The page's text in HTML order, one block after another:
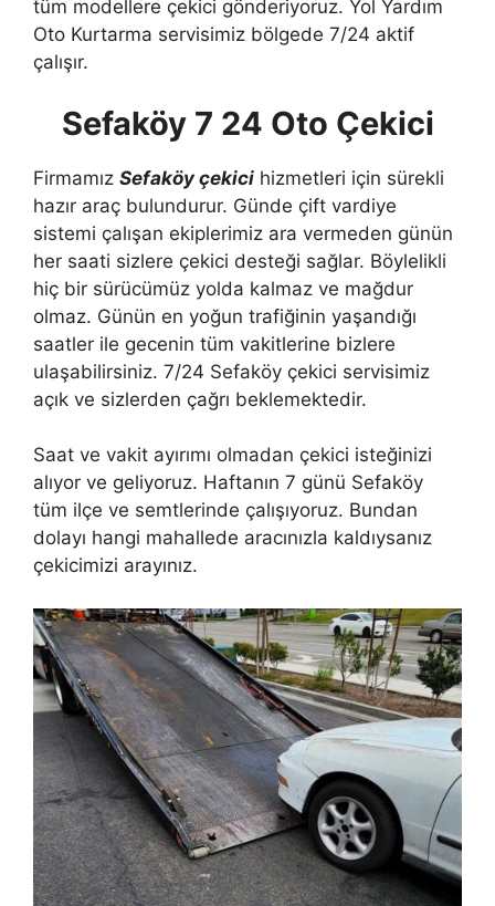
tüm modellere çekici gönderiyoruz. Yol Yardım
Oto Kurtarma servisimiz bölgede 7/24 aktif
çalışır.
Sefaköy 7 24 Oto Çekici
Firmamız Sefaköy çekici hizmetleri için sürekli
hazır araç bulundurur. Günde çift vardiye
sistemi çalışan ekiplerimiz ara vermeden günün
her saati sizlere çekici desteği sağlar. Böylelikli
hiç bir sürücümüz yolda kalmaz ve mağdur
olmaz. Günün en yoğun trafiğinin yaşandığı
saatler ile gecenin tüm vakitlerine bizlere
ulaşabilirsiniz. 7/24 Sefaköy çekici servisimiz
açık ve sizlerden çağrı beklemektedir.
Saat ve vakit ayırımı olmadan çekici isteğinizi
alıyor ve geliyoruz. Haftanın 7 günü Sefaköy
tüm ilçe ve semtlerinde çalışıyoruz. Bundan
dolayı hangi mahallede aracınızla kaldıysanız
çekicimizi arayınız.